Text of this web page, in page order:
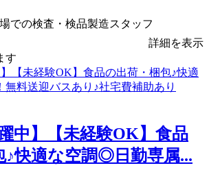
での検査・検品製造スタッフ
詳細を表示
す
躍中】【未経験OK】食品
♪快適な空調◎日勤専属...